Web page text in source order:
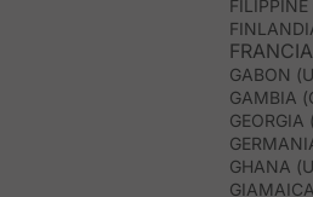
GABON
GAMBIA
GEORGIA
GHANA